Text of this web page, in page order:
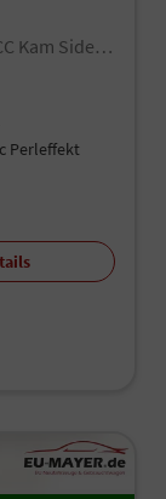
Monte Carlo DSG MonteC Pano Matrix ACC Kam SideA Kessy
Perleffekt